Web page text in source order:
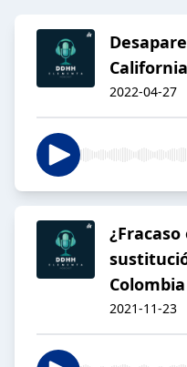
California
2022-04-27
Colombia
2021-11-23